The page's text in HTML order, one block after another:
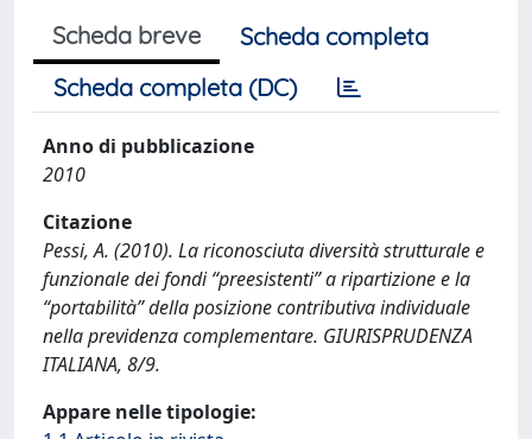
Scheda breve
Scheda completa
Scheda completa (DC)
Anno di pubblicazione
2010
Citazione
Pessi, A. (2010). La riconosciuta diversità strutturale e
funzionale dei fondi “preesistenti” a ripartizione e la
“portabilità” della posizione contributiva individuale
nella previdenza complementare. GIURISPRUDENZA
ITALIANA, 8/9.
Appare nelle tipologie: